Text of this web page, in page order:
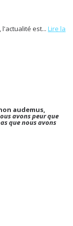
est... Lire la
audemus,
avons peur que
que nous avons